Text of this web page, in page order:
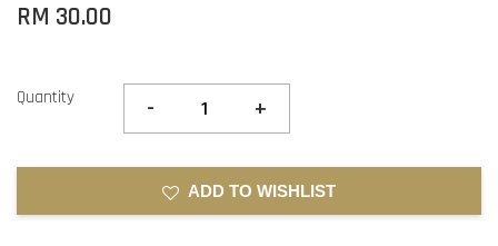
RM 30.00
Quantity - +
ADD TO WISHLIST